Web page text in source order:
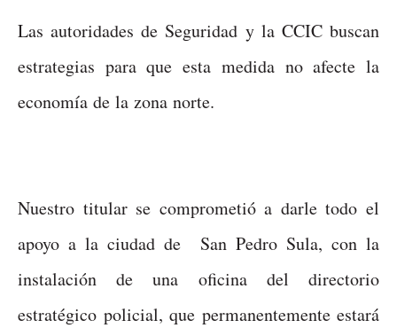
Las autoridades de Seguridad y la CCIC buscan
estrategias para que esta medida no afecte la
economía de la zona norte.
Nuestro titular se comprometió a darle todo el
apoyo a la ciudad de San Pedro Sula, con la
instalación de una oficina del directorio
estratégico policial, que permanentemente estará